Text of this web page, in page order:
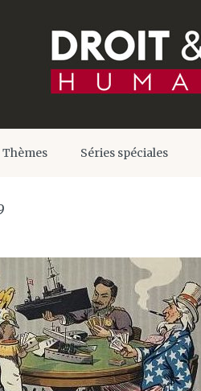
Thèmes Séries spéciales